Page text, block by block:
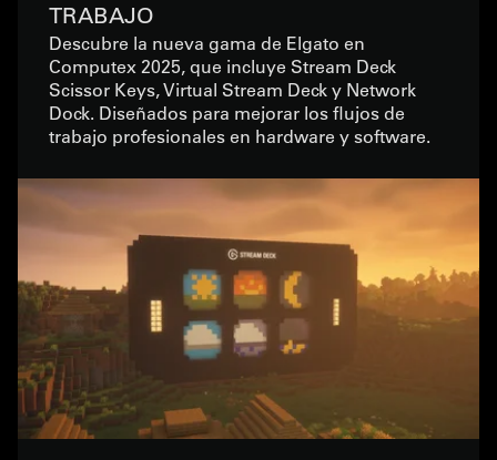
TRABAJO
Descubre la nueva gama de Elgato en
Computex 2025, que incluye Stream Deck
Scissor Keys, Virtual Stream Deck y Network
Dock. Diseñados para mejorar los flujos de
trabajo profesionales en hardware y software.